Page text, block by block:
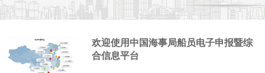
欢迎使用中国海事局船员电子申报暨综
合信息平台